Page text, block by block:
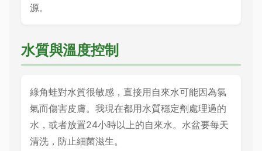
源。
水質與溫度控制
綠角蛙對水質很敏感，直接用自來水可能因為氯
氣而傷害皮膚。我現在都用水質穩定劑處理過的
水，或者放置24小時以上的自來水。水盆要每天
清洗，防止細菌滋生。